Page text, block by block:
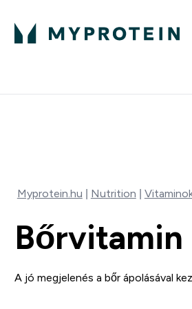
Myprotein.hu Nutrition
Bőrvitamin
A jó megjelenés a bőr ápolásával